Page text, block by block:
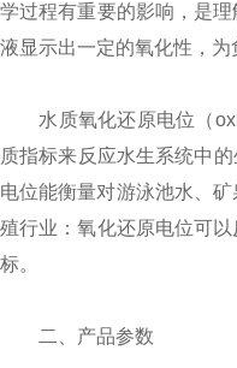
学过程有重要的影响，是
液显示出一定的氧化性，为
水质氧化还原电位（
质指标来反应水生系统中
电位能衡量对游泳池水、
殖行业：氧化还原电位可
标。
二、产品参数